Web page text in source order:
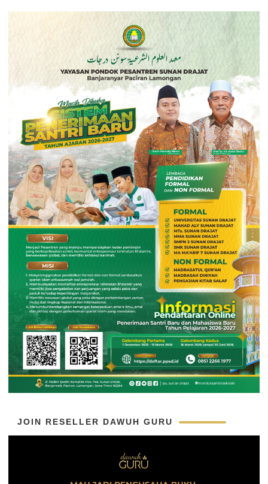
JOIN RESELLER DAWUH GURU